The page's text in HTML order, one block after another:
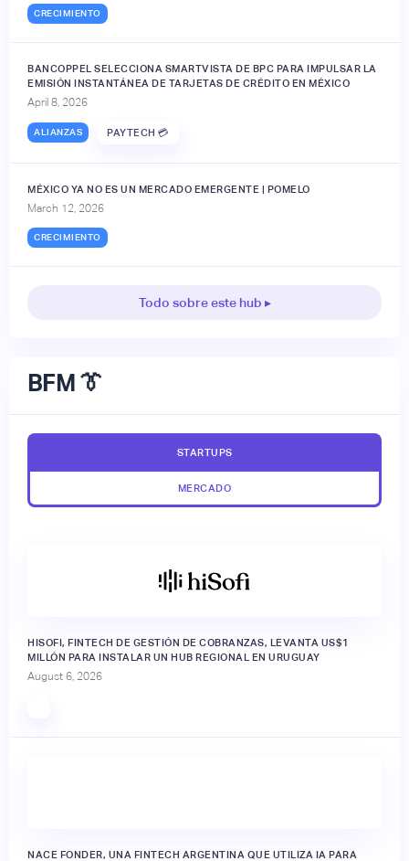
CRECIMIENTO
BANCOPPEL SELECCIONA SMARTVISTA DE BPC PARA IMPULSAR LA
EMISIÓN INSTANTÁNEA DE TARJETAS DE CRÉDITO EN MÉXICO
April 8, 2026
ALIANZAS PAYTECH 💳
MÉXICO YA NO ES UN MERCADO EMERGENTE | POMELO
March 12, 2026
CRECIMIENTO
Todo sobre este hub ▸
BFM 👔
STARTUPS
MERCADO
HISOFI, FINTECH DE GESTIÓN DE COBRANZAS, LEVANTA US$1
MILLÓN PARA INSTALAR UN HUB REGIONAL EN URUGUAY
August 6, 2026
NACE FONDER, UNA FINTECH ARGENTINA QUE UTILIZA IA PARA